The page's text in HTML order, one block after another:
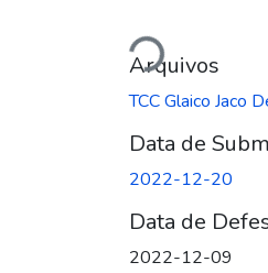
Arquivos
TCC Glaico Jaco
Data de
2022-12-20
Data de
2022-12-09